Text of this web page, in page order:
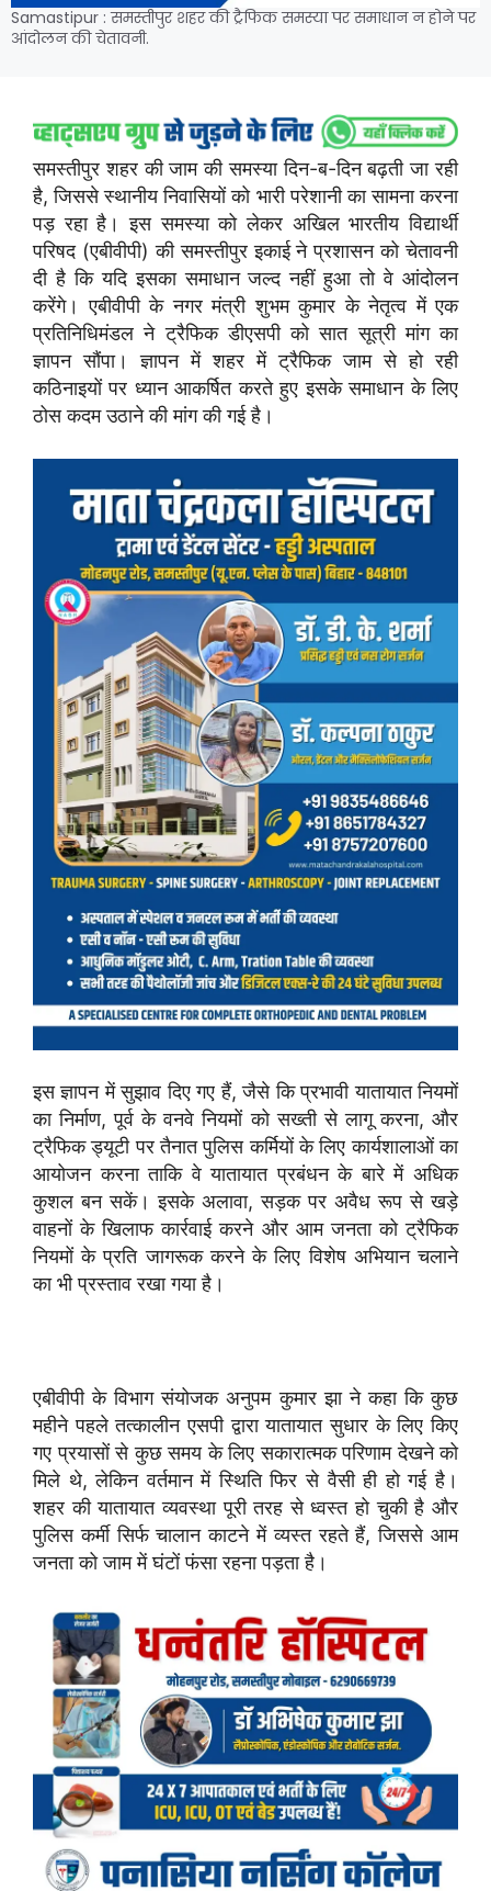
Samastipur : समस्तीपुर शहर की ट्रैफिक समस्या पर समाधान न होने पर
आंदोलन की चेतावनी.
समस्तीपुर शहर की जाम की समस्या दिन-ब-दिन बढ़ती जा रही
है, जिससे स्थानीय निवासियों को भारी परेशानी का सामना करना
पड़ रहा है। इस समस्या को लेकर अखिल भारतीय विद्यार्थी
परिषद (एबीवीपी) की समस्तीपुर इकाई ने प्रशासन को चेतावनी
दी है कि यदि इसका समाधान जल्द नहीं हुआ तो वे आंदोलन
करेंगे। एबीवीपी के नगर मंत्री शुभम कुमार के नेतृत्व में एक
प्रतिनिधिमंडल ने ट्रैफिक डीएसपी को सात सूत्री मांग का
ज्ञापन सौंपा। ज्ञापन में शहर में ट्रैफिक जाम से हो रही
कठिनाइयों पर ध्यान आकर्षित करते हुए इसके समाधान के लिए
ठोस कदम उठाने की मांग की गई है।
इस ज्ञापन में सुझाव दिए गए हैं, जैसे कि प्रभावी यातायात नियमों
का निर्माण, पूर्व के वनवे नियमों को सख्ती से लागू करना, और
ट्रैफिक ड्यूटी पर तैनात पुलिस कर्मियों के लिए कार्यशालाओं का
आयोजन करना ताकि वे यातायात प्रबंधन के बारे में अधिक
कुशल बन सकें। इसके अलावा, सड़क पर अवैध रूप से खड़े
वाहनों के खिलाफ कार्रवाई करने और आम जनता को ट्रैफिक
नियमों के प्रति जागरूक करने के लिए विशेष अभियान चलाने
का भी प्रस्ताव रखा गया है।
एबीवीपी के विभाग संयोजक अनुपम कुमार झा ने कहा कि कुछ
महीने पहले तत्कालीन एसपी द्वारा यातायात सुधार के लिए किए
गए प्रयासों से कुछ समय के लिए सकारात्मक परिणाम देखने को
मिले थे, लेकिन वर्तमान में स्थिति फिर से वैसी ही हो गई है।
शहर की यातायात व्यवस्था पूरी तरह से ध्वस्त हो चुकी है और
पुलिस कर्मी सिर्फ चालान काटने में व्यस्त रहते हैं, जिससे आम
जनता को जाम में घंटों फंसा रहना पड़ता है।